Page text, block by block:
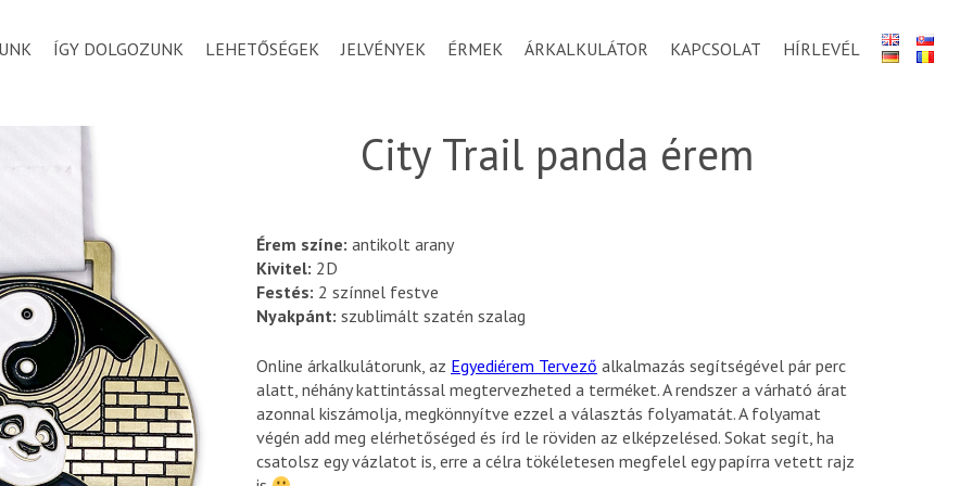
ÍGY DOLGOZUNK LEHETŐSÉGEK JELVÉNYEK ÉRMEK ÁRKALKULÁTOR KAPCSOLAT HÍRLEVÉL
City Trail panda érem
Érem színe: antikolt arany
Kivitel: 2D
Festés: 2 színnel festve
Nyakpánt: szublimált szatén szalag
Online árkalkulátorunk, az Egyediérem Tervező alkalmazás segítségével pár perc
alatt, néhány kattintással megtervezheted a terméket. A rendszer a várható árat
azonnal kiszámolja, megkönnyítve ezzel a választás folyamatát. A folyamat
végén add meg elérhetőséged és írd le röviden az elképzelésed. Sokat segít, ha
csatolsz egy vázlatot is, erre a célra tökéletesen megfelel egy papírra vetett rajz